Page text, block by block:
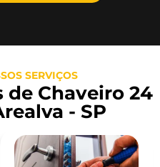
SERVIÇOS
de Chaveiro 24
- SP